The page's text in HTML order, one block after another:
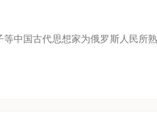
中国古代思想家为俄罗斯人民